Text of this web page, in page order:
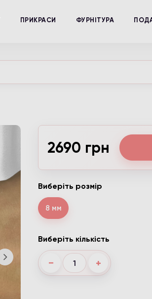
ПРИКРАСИ ФУРНІТУРА
2690 грн
Виберіть розмір
8 мм
Виберіть кількість
− +